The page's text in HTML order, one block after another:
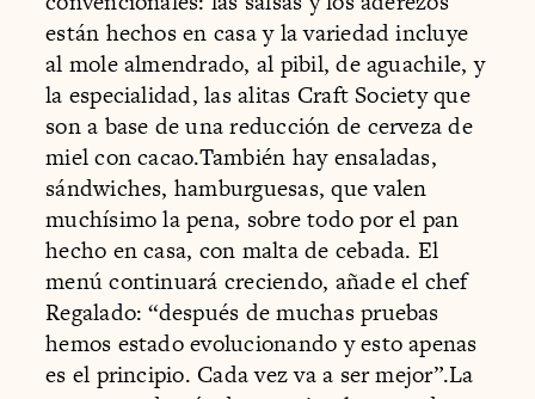
están hechos en casa y la variedad incluye
al mole almendrado, al pibil, de aguachile, y
la especialidad, las alitas Craft Society que
son a base de una reducción de cerveza de
miel con cacao.También hay ensaladas,
sándwiches, hamburguesas, que valen
muchísimo la pena, sobre todo por el pan
hecho en casa, con malta de cebada. El
menú continuará creciendo, añade el chef
Regalado: “después de muchas pruebas
hemos estado evolucionando y esto apenas
es el principio. Cada vez va a ser mejor”.La